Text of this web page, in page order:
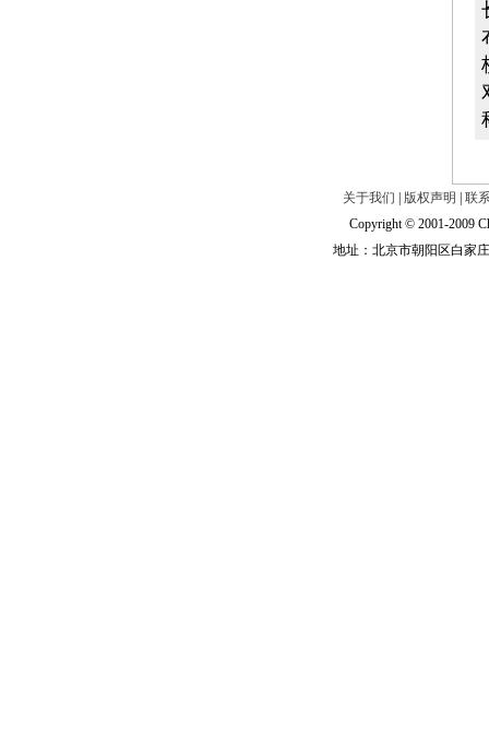
关于我们 版权声明
联
Copyright © 2001-2009
地址：北京市朝阳区白家